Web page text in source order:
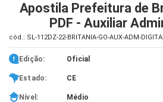
Apostila Prefeitura de
PDF - Auxiliar
cód.: SL-112DZ-22-BRITANIA-GO-AUX-ADM-
Edição: Oficial
Estado: CE
Nível: Médio